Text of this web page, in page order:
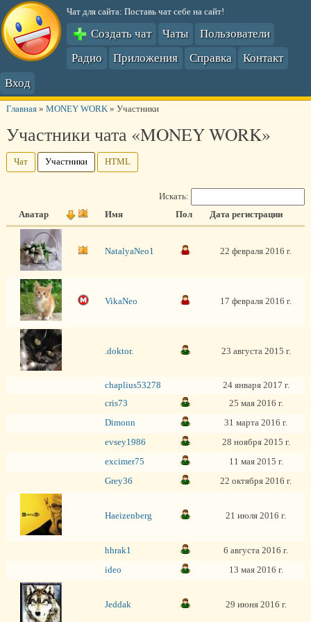
Чат для сайта: Поставь чат себе на сайт!
Создать чат Чаты
Пользователи
Радио
Приложения Справка
Контакт
Вход
Главная» MONEY WORK» Участники
Участники чата «MONEY WORK»
Чат Участники HTML
Искать:
Аватар
Имя Пол Дата регистрации
NatalyaNeo1 22 февраля 2016 г.
VikaNeo 17 февраля 2016 г.
.doktor. 23 августа 2015 г.
chaplius53278
24 января 2017 г.
cris73
25 мая 2016 г.
Dimonn
31 марта 2016 г.
evsey1986
28 ноября 2015 г.
excimer75
11 мая 2015 г.
Grey36
22 октября 2016 г.
Haeizenberg 21 июля 2016 г.
hhrak1
6 августа 2016 г.
ideo
13 мая 2016 г.
Jeddak 29 июня 2016 г.